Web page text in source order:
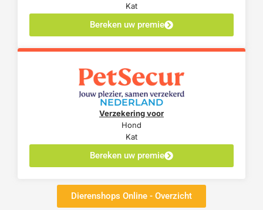
Kat
Bereken uw premie
NEDERLAND
Verzekering voor
Hond
Kat
Bereken uw premie
Dierenshops Online - Overzicht